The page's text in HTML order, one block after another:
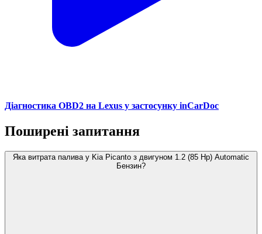
Діагностика OBD2 на Lexus у застосунку inCarDoc
Поширені запитання
Яка витрата палива у Kia Picanto з двигуном 1.2 (85 Hp) Automatic
Бензин?